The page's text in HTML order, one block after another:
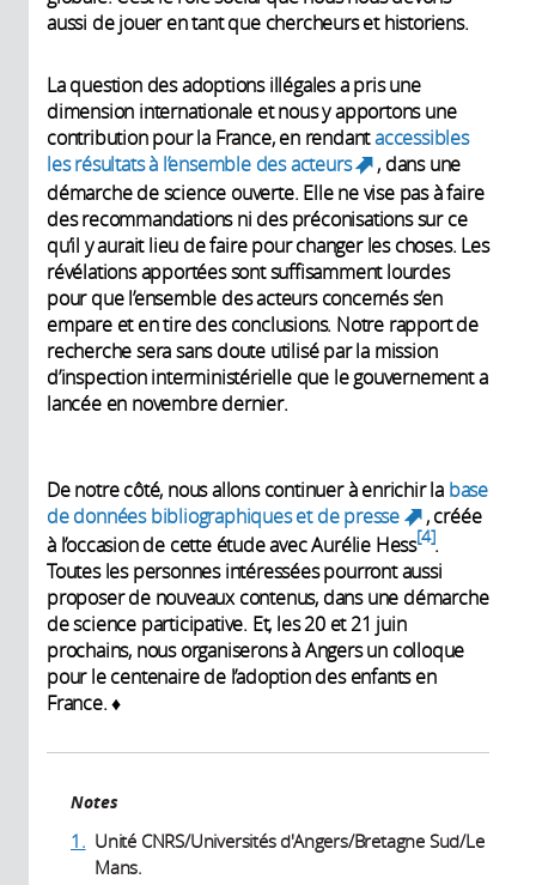
aussi de jouer en tant que chercheurs et historiens.
La question des adoptions illégales a pris une
dimension internationale et nous y apportons une
contribution pour la France, en rendantaccessibles
les résultats à l’ensemble des acteurs
(link is
external)
, dans une
démarche de science ouverte. Elle ne vise pas à faire
des recommandations ni des préconisations sur ce
qu’il y aurait lieu de faire pour changer les choses. Les
révélations apportées sont suffisamment lourdes
pour que l’ensemble des acteurs concernés s’en
empare et en tire des conclusions. Notre rapport de
recherche sera sans doute utilisé par la mission
d’inspection interministérielle que le gouvernement a
lancée en novembre dernier.
De notre côté, nous allons continuer à enrichir la base
de données bibliographiques et de presse
(link is
external)
, créée
à l’occasion de cette étude avec Aurélie Hess 4 .
Toutes les personnes intéressées pourront aussi
proposer de nouveaux contenus, dans une démarche
de science participative. Et, les 20 et 21 juin
prochains, nous organiserons à Angers un colloque
pour le centenaire de l’adoption des enfants en
France. ♦
Notes
1. Unité CNRS/Universités d'Angers/Bretagne Sud/Le
Mans.